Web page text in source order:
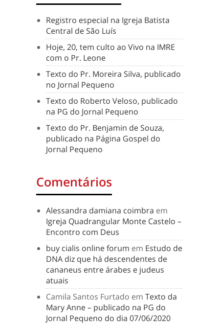
Registro especial na Igreja Batista
Central de São Luís
Hoje, 20, tem culto ao Vivo na IMRE
com o Pr. Leone
Texto do Pr. Moreira Silva, publicado
no Jornal Pequeno
Texto do Roberto Veloso, publicado
na PG do Jornal Pequeno
Texto do Pr. Benjamin de Souza,
publicado na Página Gospel do
Jornal Pequeno
Comentários
Alessandra damiana coimbra em
Igreja Quadrangular Monte Castelo –
Encontro com Deus
buy cialis online forum em Estudo de
DNA diz que há descendentes de
cananeus entre árabes e judeus
atuais
Camila Santos Furtado em Texto da
Mary Anne – publicado na PG do
Jornal Pequeno do dia 07/06/2020